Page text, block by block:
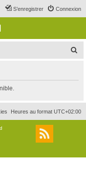
Connexion
S’enregistrer
r
c
r
Heures au format UTC+02:00